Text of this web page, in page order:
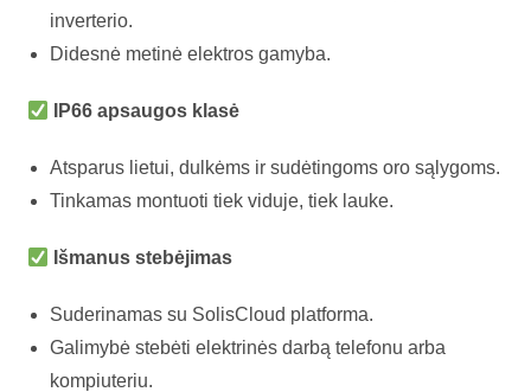
inverterio.
Didesnė metinė elektros gamyba.
IP66 apsaugos klasė
Atsparus lietui, dulkėms ir sudėtingoms oro sąlygoms.
Tinkamas montuoti tiek viduje, tiek lauke.
Išmanus stebėjimas
Suderinamas su SolisCloud platforma.
Galimybė stebėti elektrinės darbą telefonu arba
kompiuteriu.